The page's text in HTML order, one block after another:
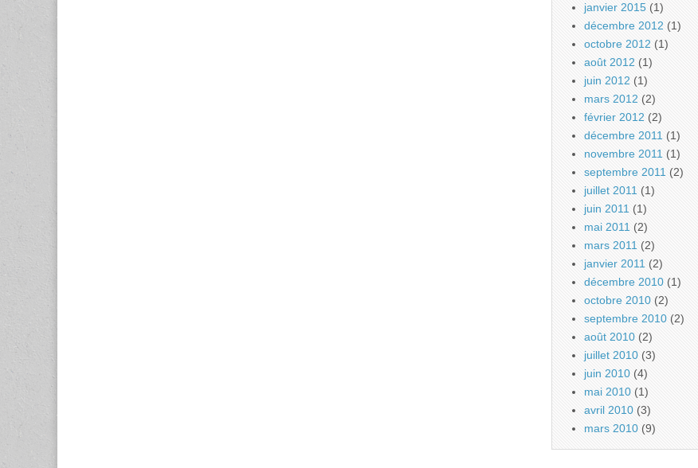
janvier 2015 (1)
décembre 2012 (1)
octobre 2012 (1)
août 2012 (1)
juin 2012 (1)
mars 2012 (2)
février 2012 (2)
décembre 2011 (1)
novembre 2011 (1)
septembre 2011 (2)
juillet 2011 (1)
juin 2011 (1)
mai 2011 (2)
mars 2011 (2)
janvier 2011 (2)
décembre 2010 (1)
octobre 2010 (2)
septembre 2010 (2)
août 2010 (2)
juillet 2010 (3)
juin 2010 (4)
mai 2010 (1)
avril 2010 (3)
mars 2010 (9)